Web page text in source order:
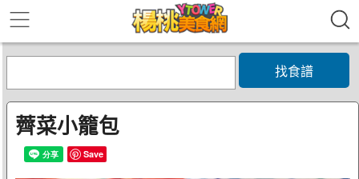
找食譜
薺菜小籠包
Save